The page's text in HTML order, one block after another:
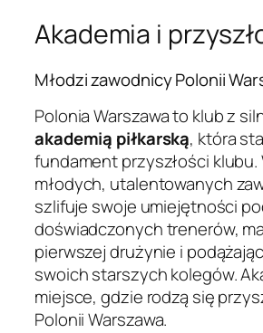
Akademia i
Młodzi zawodnicy Polonii
Polonia Warszawa to klub z
akademią piłkarską, która
fundament przyszłości klubu.
młodych, utalentowanych
szlifuje swoje umiejętności
doświadczonych trenerów,
pierwszej drużynie i
swoich starszych kolegów.
miejsce, gdzie rodzą się
Polonii Warszawa.